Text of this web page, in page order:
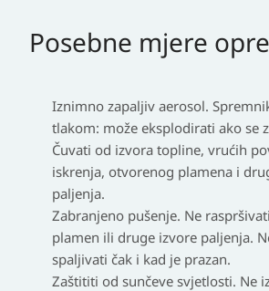
Posebne mjere
Iznimno zapaljiv aerosol.
tlakom: može eksplodirati ako se
Čuvati od izvora topline, vrućih
iskrenja, otvorenog plamena i
paljenja.
Zabranjeno pušenje. Ne
plamen ili druge izvore paljenja.
spaljivati čak i kad je prazan.
Zaštititi od sunčeve svjetlosti. Ne